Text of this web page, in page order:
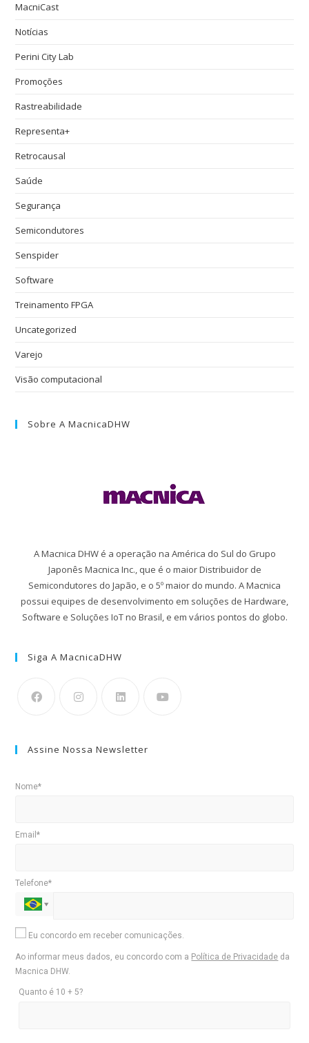
MacniCast
Notícias
Perini City Lab
Promoções
Rastreabilidade
Representa+
Retrocausal
Saúde
Segurança
Semicondutores
Senspider
Software
Treinamento FPGA
Uncategorized
Varejo
Visão computacional
Sobre A MacnicaDHW
A Macnica DHW é a operação na América do Sul do Grupo
Japonês Macnica Inc., que é o maior Distribuidor de
Semicondutores do Japão, e o 5º maior do mundo. A Macnica
possui equipes de desenvolvimento em soluções de Hardware,
Software e Soluções IoT no Brasil, e em vários pontos do globo.
Siga A MacnicaDHW
Assine Nossa Newsletter
Nome*
Email*
Telefone*
Eu concordo em receber comunicações.
Ao informar meus dados, eu concordo com a Política de Privacidade da
Macnica DHW.
Quanto é 10 + 5?